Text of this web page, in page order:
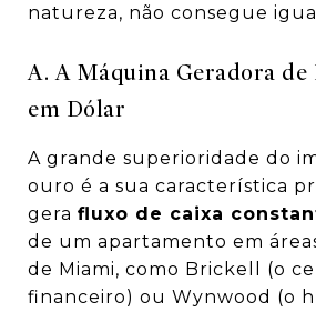
natureza, não consegue
A. A Máquina Geradora de
em Dólar
A grande superioridade do
ouro é a sua característica
gera fluxo de caixa
de um apartamento em
de Miami, como Brickell (o
financeiro) ou Wynwood (o